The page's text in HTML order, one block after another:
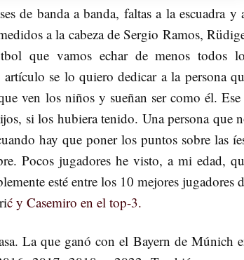
de banda a banda, faltas a la escuadra y
a la cabeza de Sergio Ramos,
que vamos echar de menos todos
se lo quiero dedicar a la persona
ven los niños y sueñan ser como él. Ese
si los hubiera tenido. Una persona que
hay que poner los puntos sobre las
Pocos jugadores he visto, a mi edad,
esté entre los 10 mejores jugadores
ć y Casemiro en el top-3.
La que ganó con el Bayern de Múnich